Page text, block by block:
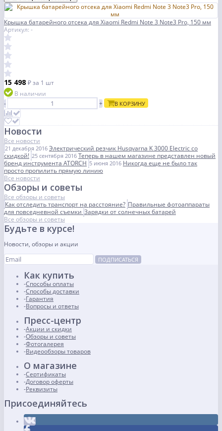
Крышка батарейного отсека для Xiaomi Redmi Note 3 Note3 Pro, 150 мм
Артикул: -
15 498 ₽за 1 шт
В наличии
-
+ В КОРЗИНУ
Новости
Все новости
21 декабря 2016 Электрический резчик Husqvarna K 3000 Electric со
скидкой! 25 сентября 2016 Теперь в нашем магазине представлен новый
бренд инструмента ATORCH 5 июня 2016 Никогда еще не было так
просто пропилить прямую линию
Все новости
Обзоры и советы
Все обзоры и советы
Как отследить транспорт на расстояние? Правильные фотоаппараты
для повседневной съемки Зарядки от солнечных батарей
Все обзоры и советы
Будьте в курсе!
Новости, обзоры и акции
ПОДПИСАТЬСЯ
Как купить
Способы оплаты
Способы доставки
Гарантия
Вопросы и ответы
Пресс-центр
Акции и скидки
Обзоры и советы
Фотогалерея
Видеообзоры товаров
О магазине
Сертификаты
Договор оферты
Реквизиты
Присоединяйтесь